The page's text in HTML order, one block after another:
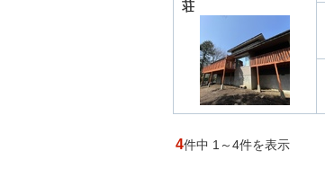
荘
4件中 1～4件を表示